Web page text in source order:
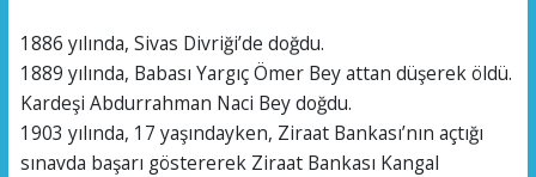
1886 yılında, Sivas Divriği’de doğdu.
1889 yılında, Babası Yargıç Ömer Bey attan düşerek öldü.
Kardeşi Abdurrahman Naci Bey doğdu.
1903 yılında, 17 yaşındayken, Ziraat Bankası’nın açtığı
sınavda başarı göstererek Ziraat Bankası Kangal